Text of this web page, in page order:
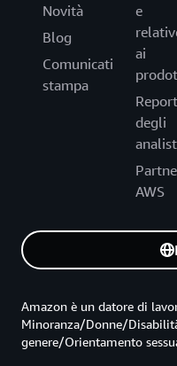
Novità
Blog
Comunicati
stampa
e
ai
Report
degli
AWS
Amazon è un datore di
Minoranza/Donne/
genere/Orientamento